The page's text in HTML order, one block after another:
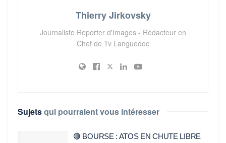
Thierry Jirkovsky
Journaliste Reporter d'Images - Rédacteur en
Chef de Tv Languedoc
Sujetsqui pourraient vous intéresser
🔴 BOURSE : ATOS EN CHUTE LIBRE